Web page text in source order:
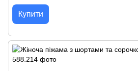
Купити